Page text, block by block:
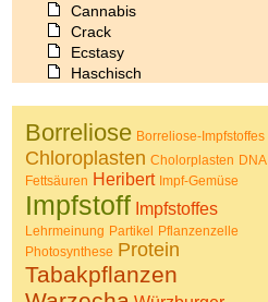
Cannabis
Crack
Ecstasy
Haschisch
Koffein
Kokain
Lachgas
LSD
Marihuana
Medikamente
Meskalin
Metamphetamin
Borreliose Borreliose-Impfstoffes
Chloroplasten Cholorplasten DNA
Fettsäuren Heribert Impf-Gemüse
Impfstoff Impfstoffes
Lehrmeinung Partikel Pflanzenzelle
Photosynthese Protein
Tabakpflanzen